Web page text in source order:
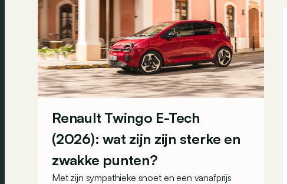
Renault Twingo E-Tech
(2026): wat zijn zijn sterke en
zwakke punten?
Met zijn sympathieke snoet en een vanafprijs